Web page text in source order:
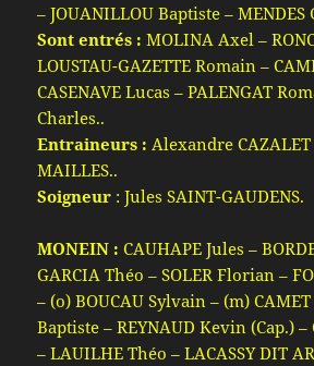
– JOUANILLOU Baptiste –
Sont entrés :MOLINA Axel –
LOUSTAU-GAZETTE Romain –
CASENAVE Lucas – PALENGAT
Charles..
Entraineurs : Alexandre
MAILLES..
Soigneur : Jules SAINT-GAUDENS.
MONEIN : CAUHAPE Jules –
GARCIA Théo – SOLER Florian –
– (o) BOUCAU Sylvain – (m) CAMET
Baptiste – REYNAUD Kevin (Cap.) –
– LAUILHE Théo – LACASSY DIT